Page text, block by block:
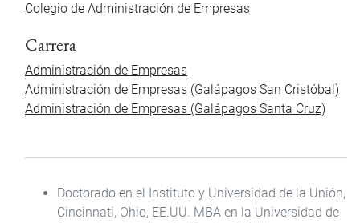
Colegio de Administración de Empresas
Carrera
Administración de Empresas
Administración de Empresas (Galápagos San Cristóbal)
Administración de Empresas (Galápagos Santa Cruz)
Doctorado en el Instituto y Universidad de la Unión,
Cincinnati, Ohio, EE.UU. MBA en la Universidad de